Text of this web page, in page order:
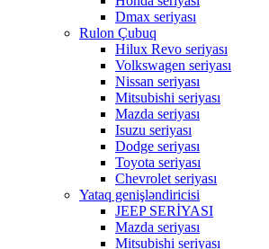
Dmax seriyası
Rulon Çubuq
Hilux Revo seriyası
Volkswagen seriyası
Nissan seriyası
Mitsubishi seriyası
Mazda seriyası
Isuzu seriyası
Dodge seriyası
Toyota seriyası
Chevrolet seriyası
Yataq genişləndiricisi
JEEP SERİYASI
Mazda seriyası
Mitsubishi seriyası